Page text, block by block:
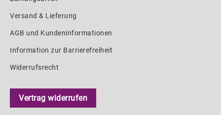
Versand & Lieferung
AGB und Kundeninformationen
Information zur Barrierefreiheit
Widerrufsrecht
Vertrag widerrufen